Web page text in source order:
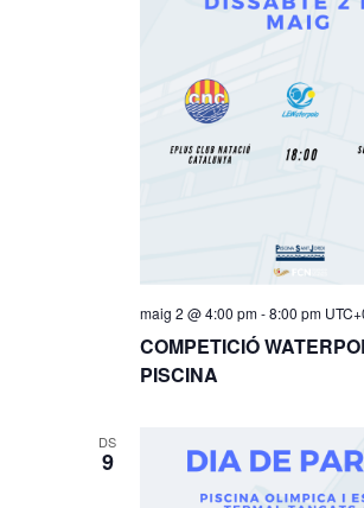
COMPETICIÓ
PISCINA
maig 2 @ 4:00 pm-8:00 pm
DS
9